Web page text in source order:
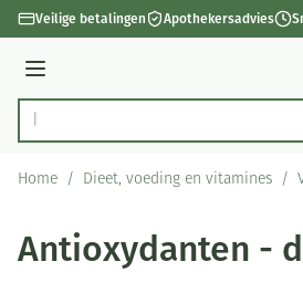
Ga naar de inhoud
Veilige betalingen Apothekersadvies
Menu
Product, merk, categorie...
Home / Dieet, voeding en vitamines /
Antioxydanten -